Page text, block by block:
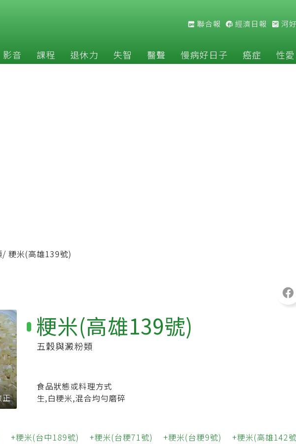
聯合報 經濟日報 河
影音 課程 退休力 失智 醫聲 慢病好日子 癌症 性愛
/ 粳米(高雄139號)
正
粳米(高雄139號)
五穀與澱粉類
食品狀態或料理方式
生,白粳米,混合均勻磨碎
粳米(台中189號) 粳米(台粳71號) 粳米(台粳9號) 粳米(高雄142